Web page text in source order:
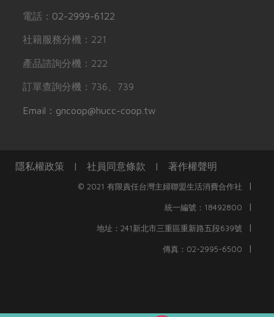
電話： 02-2999-6122
社籍服務分機：221
產品諮詢分機：222
訂單查詢分機：736、739
Email：gncoop@hucc-coop.tw
隱私權政策 | 社員同意條款 | 著作權聲明
© 2021 有限責任台灣主婦聯盟生活消費合作社 |
統一編號：18492800 |
地址：241新北市三重區重新路五段639號 |
傳真：02-2995-6500 |